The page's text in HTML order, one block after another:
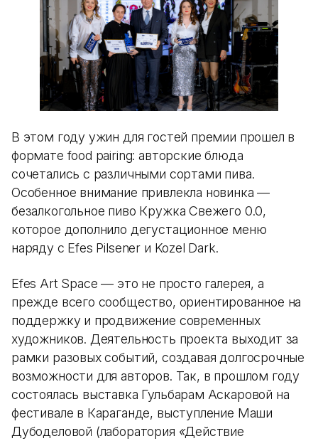
В этом году ужин для гостей премии прошел в
формате food pairing: авторские блюда
сочетались с различными сортами пива.
Особенное внимание привлекла новинка —
безалкогольное пиво Кружка Свежего 0.0,
которое дополнило дегустационное меню
наряду с Efes Pilsener и Kozel Dark.
Efes Art Space — это не просто галерея, а
прежде всего сообщество, ориентированное на
поддержку и продвижение современных
художников. Деятельность проекта выходит за
рамки разовых событий, создавая долгосрочные
возможности для авторов. Так, в прошлом году
состоялась выставка Гульбарам Аскаровой на
фестивале в Караганде, выступление Маши
Дубоделовой (лаборатория «Действие